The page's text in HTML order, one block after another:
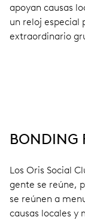
apoyan causas
un reloj especial
extraordinario
BONDING
Los Oris Social
gente se reúne,
se reúnen a
causas locales y